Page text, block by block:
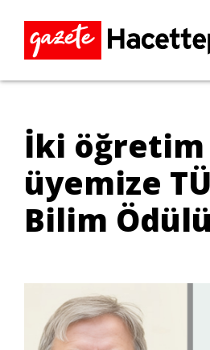
İki öğretim
üyemize
Bilim Ödülü